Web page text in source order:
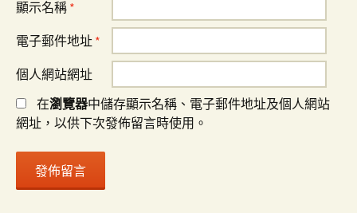
顯示名稱 *
電子郵件地址 *
個人網站網址
在瀏覽器中儲存顯示名稱、電子郵件地址及個人網站
網址，以供下次發佈留言時使用。